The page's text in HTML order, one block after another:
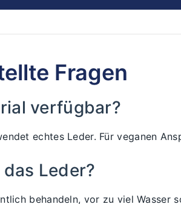
Fragen
verfügbar?
echtes Leder. Für veganen
Leder?
behandeln, vor zu viel Wasser